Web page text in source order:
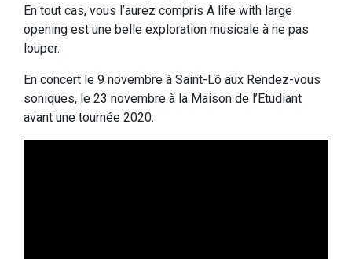
En tout cas, vous l’aurez compris A life with large
opening est une belle exploration musicale à ne pas
louper.
En concert le 9 novembre à Saint-Lô aux Rendez-vous
soniques, le 23 novembre à la Maison de l’Etudiant
avant une tournée 2020.